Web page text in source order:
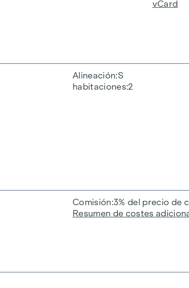
Alineación S
habitaciones 2
Comisión 3% del precio de
Resumen de costes
vCard